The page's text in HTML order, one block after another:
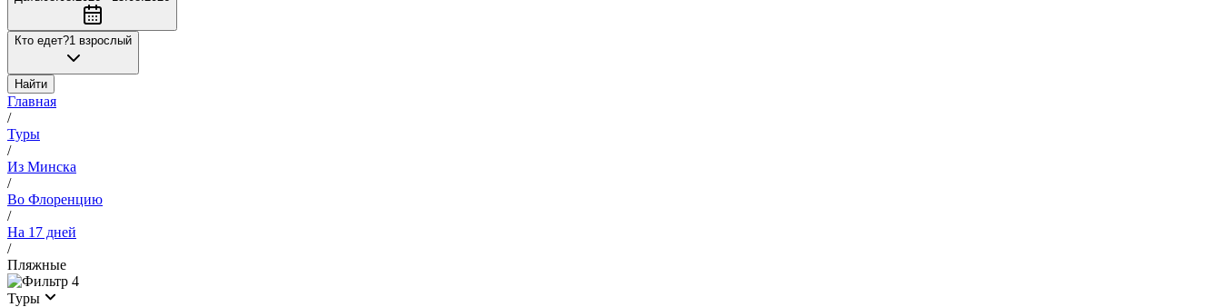
Кто едет?1 взрослый
Найти
Главная
/
Туры
/
Из Минска
/
Во Флоренцию
/
На 17 дней
/
Пляжные
4
Туры